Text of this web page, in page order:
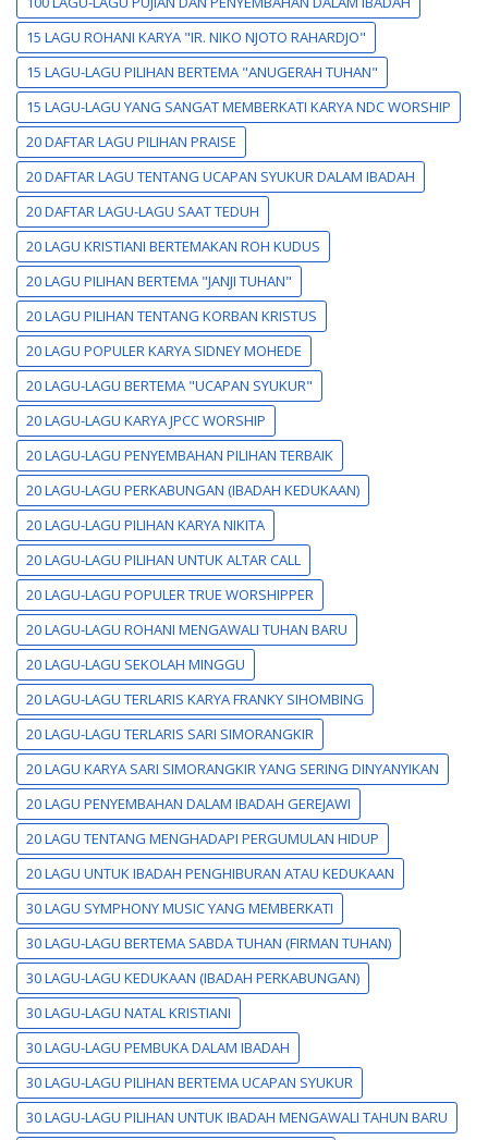
15 LAGU ROHANI KARYA "IR. NIKO NJOTO RAHARDJO"
15 LAGU-LAGU PILIHAN BERTEMA "ANUGERAH TUHAN"
15 LAGU-LAGU YANG SANGAT MEMBERKATI KARYA NDC WORSHIP
20 DAFTAR LAGU PILIHAN PRAISE
20 DAFTAR LAGU TENTANG UCAPAN SYUKUR DALAM IBADAH
20 DAFTAR LAGU-LAGU SAAT TEDUH
20 LAGU KRISTIANI BERTEMAKAN ROH KUDUS
20 LAGU PILIHAN BERTEMA "JANJI TUHAN"
20 LAGU PILIHAN TENTANG KORBAN KRISTUS
20 LAGU POPULER KARYA SIDNEY MOHEDE
20 LAGU-LAGU BERTEMA "UCAPAN SYUKUR"
20 LAGU-LAGU KARYA JPCC WORSHIP
20 LAGU-LAGU PENYEMBAHAN PILIHAN TERBAIK
20 LAGU-LAGU PERKABUNGAN (IBADAH KEDUKAAN)
20 LAGU-LAGU PILIHAN KARYA NIKITA
20 LAGU-LAGU PILIHAN UNTUK ALTAR CALL
20 LAGU-LAGU POPULER TRUE WORSHIPPER
20 LAGU-LAGU ROHANI MENGAWALI TUHAN BARU
20 LAGU-LAGU SEKOLAH MINGGU
20 LAGU-LAGU TERLARIS KARYA FRANKY SIHOMBING
20 LAGU-LAGU TERLARIS SARI SIMORANGKIR
20 LAGU KARYA SARI SIMORANGKIR YANG SERING DINYANYIKAN
20 LAGU PENYEMBAHAN DALAM IBADAH GEREJAWI
20 LAGU TENTANG MENGHADAPI PERGUMULAN HIDUP
20 LAGU UNTUK IBADAH PENGHIBURAN ATAU KEDUKAAN
30 LAGU SYMPHONY MUSIC YANG MEMBERKATI
30 LAGU-LAGU BERTEMA SABDA TUHAN (FIRMAN TUHAN)
30 LAGU-LAGU KEDUKAAN (IBADAH PERKABUNGAN)
30 LAGU-LAGU NATAL KRISTIANI
30 LAGU-LAGU PEMBUKA DALAM IBADAH
30 LAGU-LAGU PILIHAN BERTEMA UCAPAN SYUKUR
30 LAGU-LAGU PILIHAN UNTUK IBADAH MENGAWALI TAHUN BARU